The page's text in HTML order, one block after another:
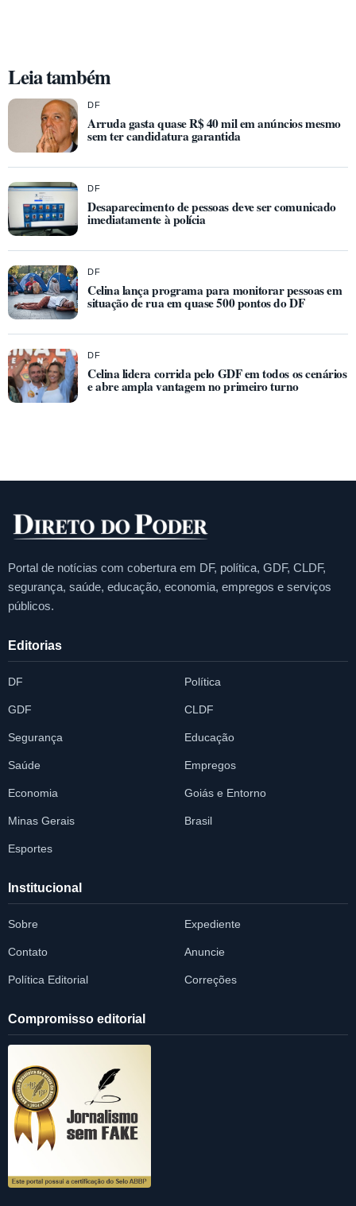
Leia também
DF
Arruda gasta quase R$ 40 mil em anúncios mesmo
sem ter candidatura garantida
DF
Desaparecimento de pessoas deve ser comunicado
imediatamente à polícia
DF
Celina lança programa para monitorar pessoas em
situação de rua em quase 500 pontos do DF
DF
Celina lidera corrida pelo GDF em todos os cenários
e abre ampla vantagem no primeiro turno
Portal de notícias com cobertura em DF, política, GDF, CLDF,
segurança, saúde, educação, economia, empregos e serviços
públicos.
Editorias
DF Política
GDF CLDF
Segurança Educação
Saúde Empregos
Economia Goiás e Entorno
Minas Gerais Brasil
Esportes
Institucional
Sobre Expediente
Contato Anuncie
Política Editorial Correções
Compromisso editorial